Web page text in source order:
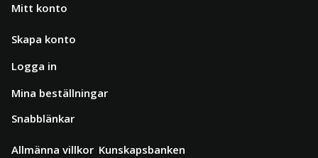
Mitt konto
Skapa konto
Logga in
Mina beställningar
Snabblänkar
Allmänna villkor Kunskapsbanken